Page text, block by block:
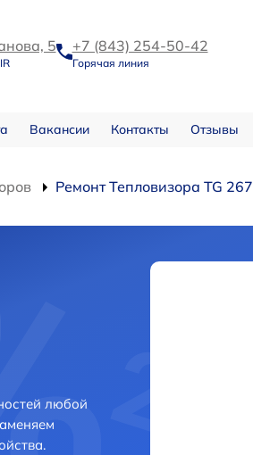
5 +7 (843) 254-50-42
Горячая линия
Вакансии Контакты Отзывы
Ремонт Тепловизора TG 267
любой